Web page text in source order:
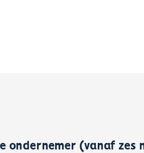
ondernemer (vanaf zes